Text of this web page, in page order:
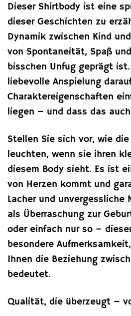
Dieser Shirtbody ist eine
dieser Geschichten zu
Dynamik zwischen Kind
von Spontaneität, Spaß
bisschen Unfug geprägt
liebevolle Anspielung
Charaktereigenschaften
liegen – und dass das
Stellen Sie sich vor, wie
leuchten, wenn sie ihren
diesem Body sieht. Es ist
von Herzen kommt und
Lacher und unvergessliche
als Überraschung zur
oder einfach nur so –
besondere
Ihnen die Beziehung
bedeutet.
Qualität, die überzeugt –